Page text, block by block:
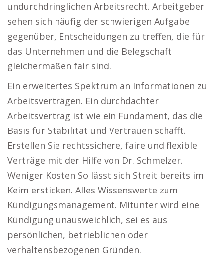
undurchdringlichen Arbeitsrecht. Arbeitgeber
sehen sich häufig der schwierigen Aufgabe
gegenüber, Entscheidungen zu treffen, die für
das Unternehmen und die Belegschaft
gleichermaßen fair sind.
Ein erweitertes Spektrum an Informationen zu
Arbeitsverträgen. Ein durchdachter
Arbeitsvertrag ist wie ein Fundament, das die
Basis für Stabilität und Vertrauen schafft.
Erstellen Sie rechtssichere, faire und flexible
Verträge mit der Hilfe von Dr. Schmelzer.
Weniger Kosten So lässt sich Streit bereits im
Keim ersticken. Alles Wissenswerte zum
Kündigungsmanagement. Mitunter wird eine
Kündigung unausweichlich, sei es aus
persönlichen, betrieblichen oder
verhaltensbezogenen Gründen.